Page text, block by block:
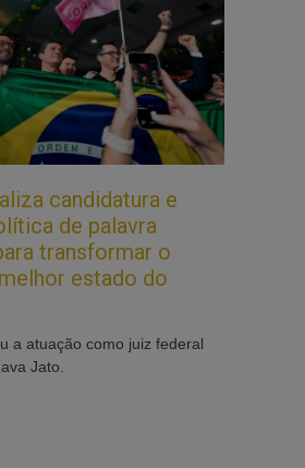
candidatura e
de palavra
transformar o
estado do
a atuação como juiz federal
Jato.